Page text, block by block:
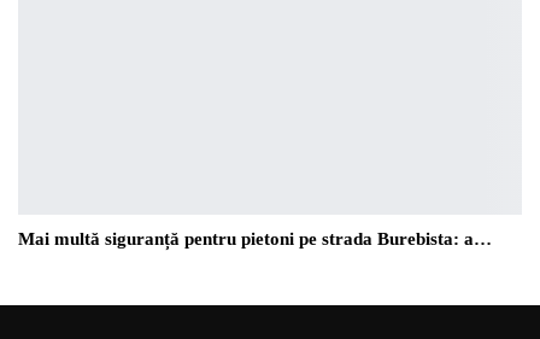
Mai multă siguranță pentru pietoni pe strada Burebista: a…